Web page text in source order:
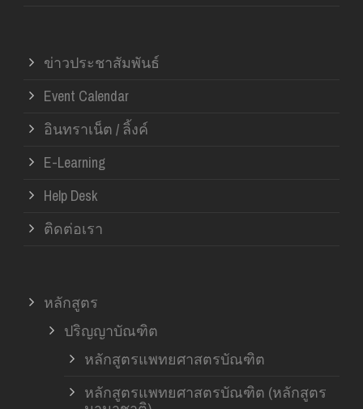
ข่าวประชาสัมพันธ์
Event Calendar
อินทราเน็ต / ลิ้งค์
E-Learning
Help Desk
ติดต่อเรา
หลักสูตร
ปริญญาบัณฑิต
หลักสูตรแพทยศาสตรบัณฑิต
หลักสูตรแพทยศาสตรบัณฑิต (หลักสูตร